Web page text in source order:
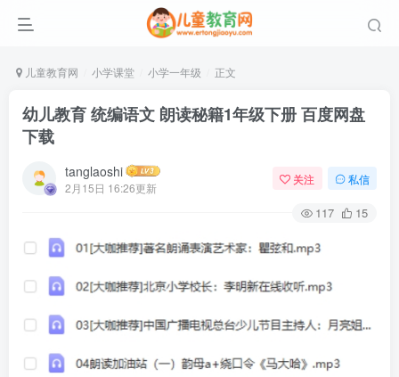
儿童教育网 小学课堂 小学一年级 正文
幼儿教育 统编语文 朗读秘籍1年级下册 百度网盘
下载
tanglaoshi
2月15日 16:26更新
关注 私信
117 15